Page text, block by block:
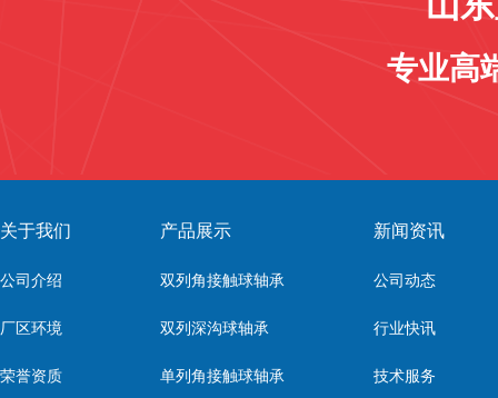
专业高
关于我们
公司介绍
厂区环境
荣誉资质
产品展示
双列角接触球轴承
双列深沟球轴承
单列角接触球轴承
新闻资讯
公司动态
行业快讯
技术服务